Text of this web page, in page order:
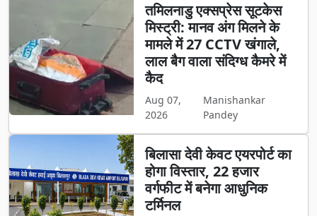
तमिलनाडु एक्सप्रेस सूटकेस
मिस्ट्री: मानव अंग मिलने के
मामले में 27 CCTV खंगाले,
लाल बैग वाला संदिग्ध कैमरे में
कैद
Aug 07,
2026
Manishankar
Pandey
बिलासा देवी केवट एयरपोर्ट का
होगा विस्तार, 22 हजार
वर्गफीट में बनेगा आधुनिक
टर्मिनल